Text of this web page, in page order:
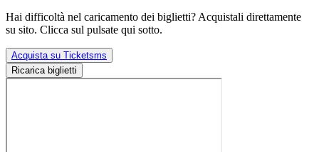
Hai difficoltà nel caricamento dei biglietti? Acquistali direttamente
su sito. Clicca sul pulsate qui sotto.
Acquista su Ticketsms
Ricarica biglietti